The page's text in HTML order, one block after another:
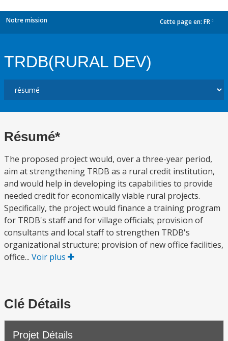
Notre mission Cette page en: FR
TRDB(RURAL DEV)
Résumé*
The proposed project would, over a three-year period,
aim at strengthening TRDB as a rural credit institution,
and would help in developing its capabilities to provide
needed credit for economically viable rural projects.
Specifically, the project would finance a training program
for TRDB's staff and for village officials; provision of
consultants and local staff to strengthen TRDB's
organizational structure; provision of new office facilities,
office... Voir plus
Clé Détails
Projet Détails